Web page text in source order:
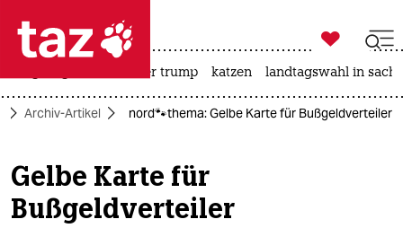
 taz zahl ich
taz zahl ich
themen
politik

taz zahl ich
usa unter trump katzen landtagswahl in
Archiv-Artikel nord🐾thema: Gelbe Karte für Bußgeldverteiler
Gelbe Karte für
Bußgeldverteiler